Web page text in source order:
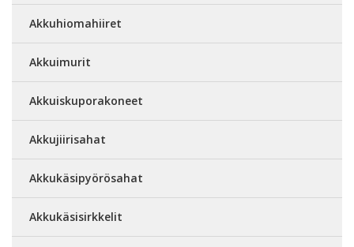
Akkuhiomahiiret
Akkuimurit
Akkuiskuporakoneet
Akkujiirisahat
Akkukäsipyörösahat
Akkukäsisirkkelit